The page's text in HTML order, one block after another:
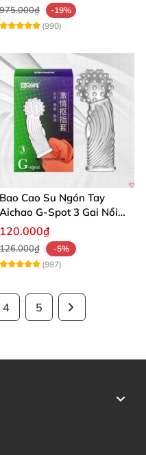
975.000₫
-19%
(990)
Bao Cao Su Ngón Tay
Aichao G-Spot 3 Gai Nổi
Lớn Tăng Khoái Cảm Khi
120.000₫
126.000₫
-5%
(987)
4 5